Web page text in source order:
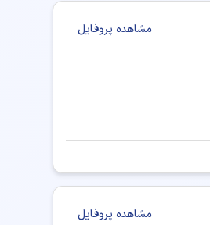
مشاهده پروفایل
مشاهده پروفایل